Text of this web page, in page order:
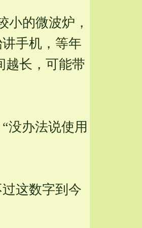
小的微波炉，
手机，等年
越长，可能带
没办法说使用
这数字到今